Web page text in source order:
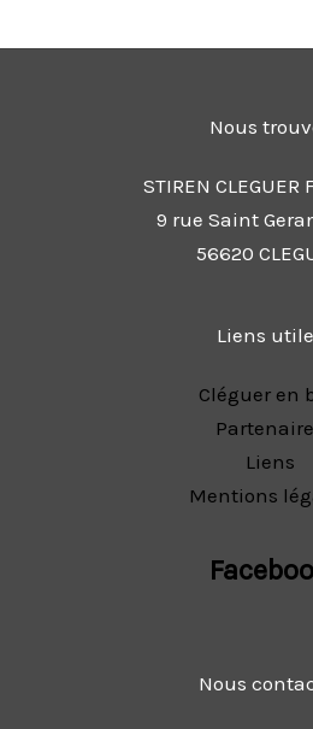
Nous
STIREN CLEGUER
9 rue Saint
56620
Liens
Cléguer en
Liens
Mentions
Nous